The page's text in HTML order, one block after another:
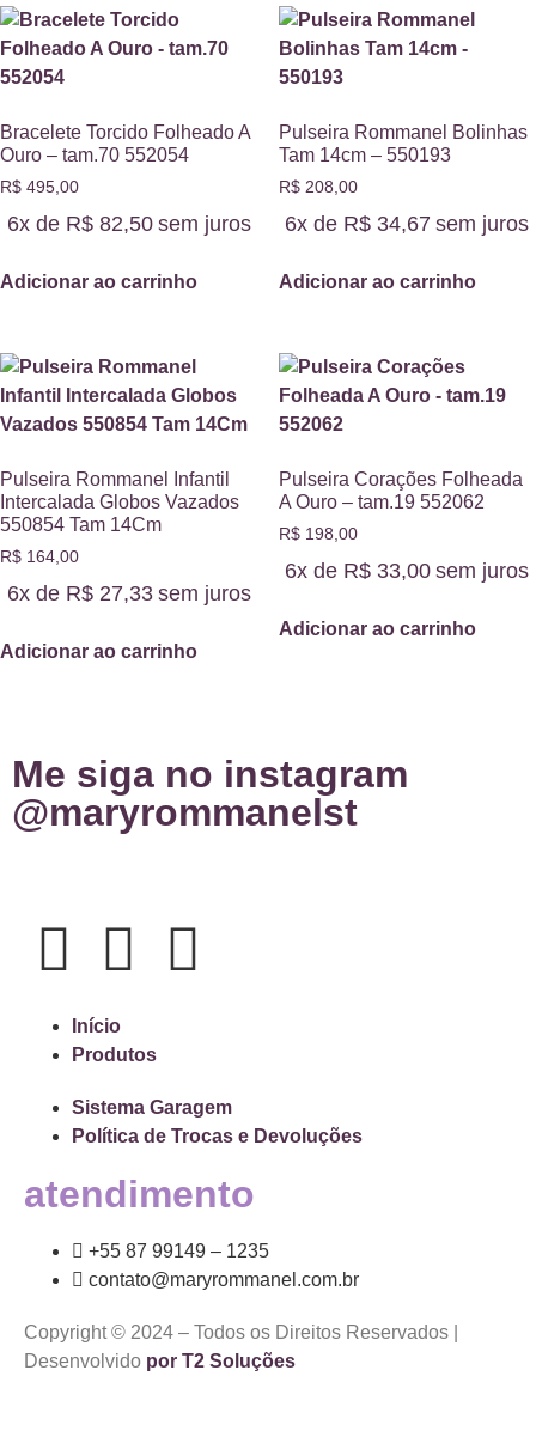
Bracelete Torcido Folheado A
Ouro – tam.70 552054
R$ 495,00
6x de R$82,50 sem juros
Adicionar ao carrinho
Pulseira Rommanel Bolinhas
Tam 14cm – 550193
R$208,00
6x de R$ 34,67 sem juros
Adicionar ao carrinho
Pulseira Rommanel Infantil
Intercalada Globos Vazados
550854 Tam 14Cm
R$ 164,00
6x de R$27,33 sem juros
Adicionar ao carrinho
Pulseira Corações Folheada
A Ouro – tam.19 552062
R$198,00
6x de R$ 33,00 sem juros
Adicionar ao carrinho
Me siga no instagram
@maryrommanelst
Início
Produtos
Sistema Garagem
Política de Trocas e Devoluções
atendimento
+55 87 99149 – 1235
contato@maryrommanel.com.br
Copyright © 2024 – Todos os Direitos Reservados |
Desenvolvido por T2 Soluções